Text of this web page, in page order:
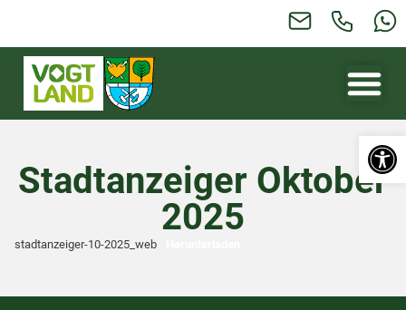
Stadtanzeiger Oktober
2025
stadtanzeiger-10-2025_web